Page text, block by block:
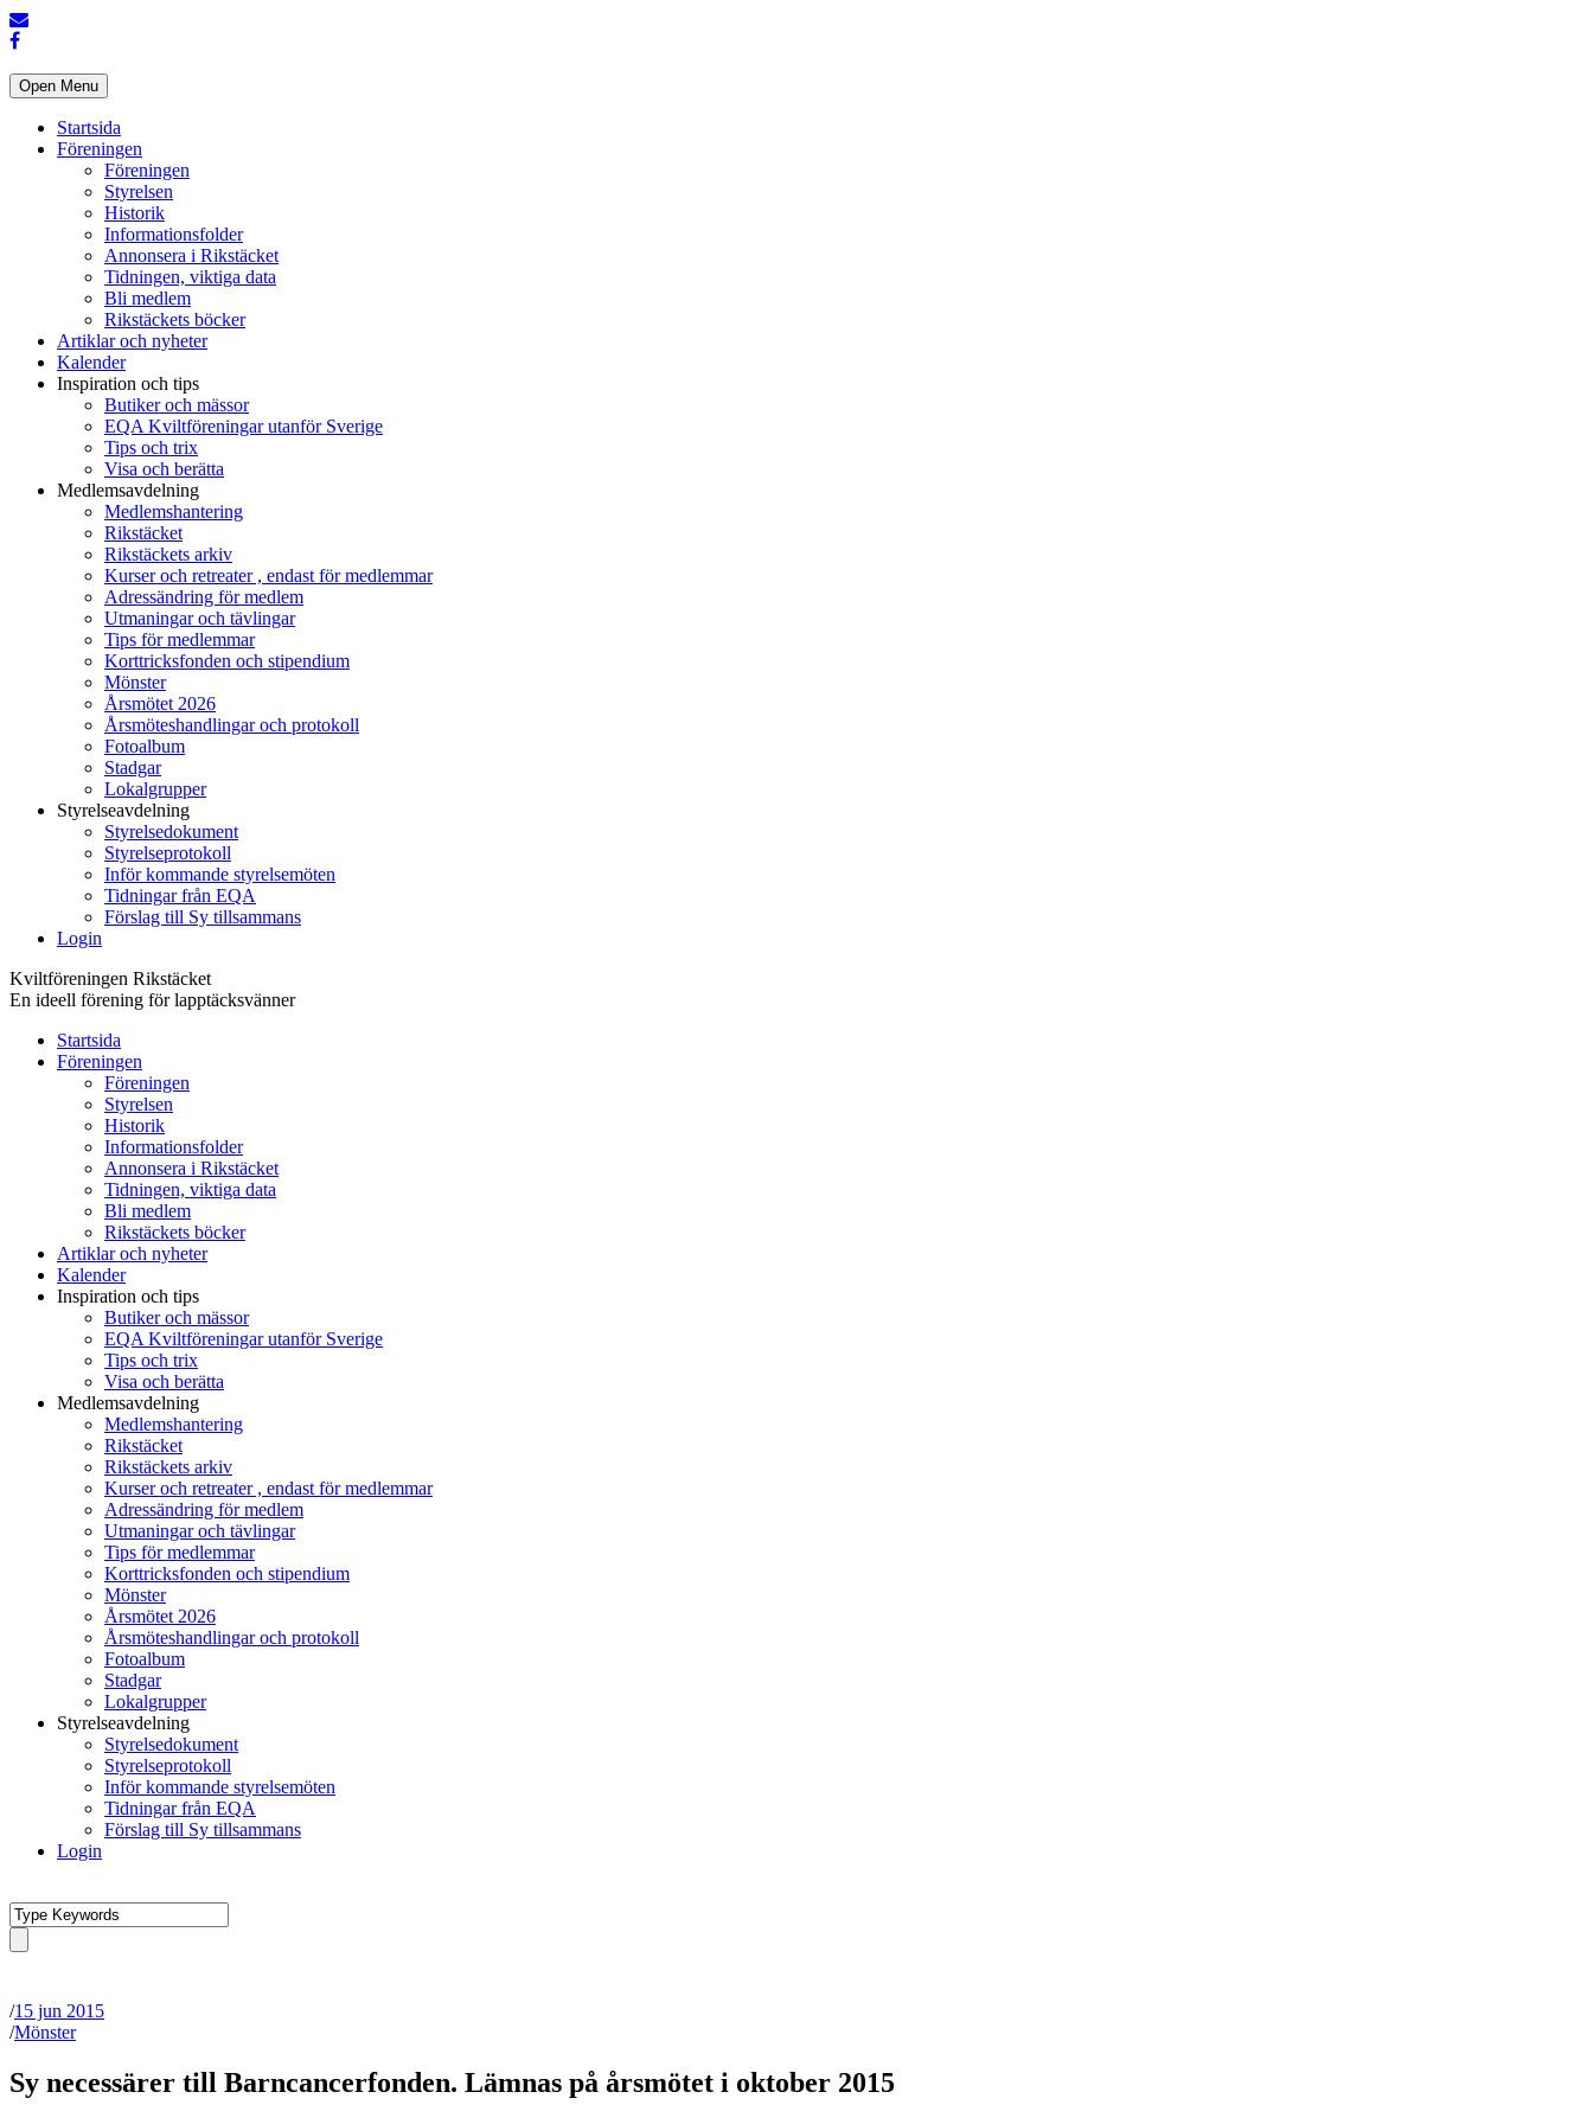
Open Menu
Startsida
Föreningen
Föreningen
Styrelsen
Historik
Informationsfolder
Annonsera i Rikstäcket
Tidningen, viktiga data
Bli medlem
Rikstäckets böcker
Artiklar och nyheter
Kalender
Inspiration och tips
Butiker och mässor
EQA Kviltföreningar utanför Sverige
Tips och trix
Visa och berätta
Medlemsavdelning
Medlemshantering
Rikstäcket
Rikstäckets arkiv
Kurser och retreater , endast för medlemmar
Adressändring för medlem
Utmaningar och tävlingar
Tips för medlemmar
Korttricksfonden och stipendium
Mönster
Årsmötet 2026
Årsmöteshandlingar och protokoll
Fotoalbum
Stadgar
Lokalgrupper
Styrelseavdelning
Styrelsedokument
Styrelseprotokoll
Inför kommande styrelsemöten
Tidningar från EQA
Förslag till Sy tillsammans
Login
Kviltföreningen Rikstäcket
En ideell förening för lapptäcksvänner
Startsida
Föreningen
Föreningen
Styrelsen
Historik
Informationsfolder
Annonsera i Rikstäcket
Tidningen, viktiga data
Bli medlem
Rikstäckets böcker
Artiklar och nyheter
Kalender
Inspiration och tips
Butiker och mässor
EQA Kviltföreningar utanför Sverige
Tips och trix
Visa och berätta
Medlemsavdelning
Medlemshantering
Rikstäcket
Rikstäckets arkiv
Kurser och retreater , endast för medlemmar
Adressändring för medlem
Utmaningar och tävlingar
Tips för medlemmar
Korttricksfonden och stipendium
Mönster
Årsmötet 2026
Årsmöteshandlingar och protokoll
Fotoalbum
Stadgar
Lokalgrupper
Styrelseavdelning
Styrelsedokument
Styrelseprotokoll
Inför kommande styrelsemöten
Tidningar från EQA
Förslag till Sy tillsammans
Login
/15 jun 2015
/Mönster
Sy necessärer till Barncancerfonden. Lämnas på årsmötet i oktober 2015